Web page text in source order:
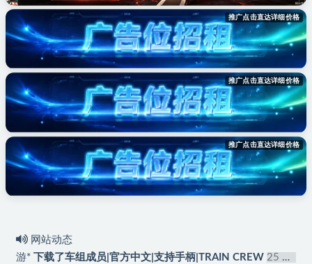
推广点击直达详细价格
推广点击直达详细价格
推广点击直达详细价格
网站动态
游*
下载了车组成员|官方中文|支持手柄|TRAIN CREW 25 分前